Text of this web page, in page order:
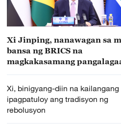
Xi Jinping, nanawagan sa
bansa ng BRICS na
magkakasamang
Xi, binigyang-diin na kailangang
ipagpatuloy ang tradisyon ng
rebolusyon